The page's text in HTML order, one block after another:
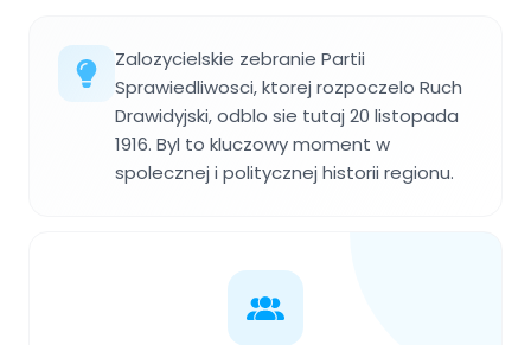
Zalozycielskie zebranie Partii
Sprawiedliwosci, ktorej rozpoczelo Ruch
Drawidyjski, odblo sie tutaj 20 listopada
1916. Byl to kluczowy moment w
spolecznej i politycznej historii regionu.